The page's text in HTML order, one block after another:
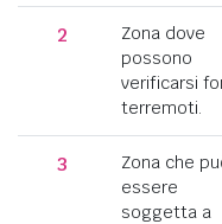
2
Zona dove
possono
verificarsi
terremoti.
3
Zona che
essere
soggetta a